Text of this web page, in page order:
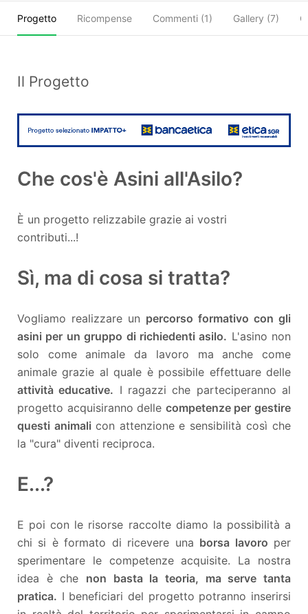
Progetto Ricompense Commenti (1) Gallery (7)
Il Progetto
Che cos'è Asini all'Asilo?
È un progetto relizzabile grazie ai vostri
contributi...!
Sì, ma di cosa si tratta?
Vogliamo realizzare un percorso formativo con gli
asini per un gruppo di richiedenti asilo. L'asino non
solo come animale da lavoro ma anche come
animale grazie al quale è possibile effettuare delle
attività educative. I ragazzi che parteciperanno al
progetto acquisiranno delle competenze per gestire
questi animali con attenzione e sensibilità così che
la "cura" diventi reciproca.
E...?
E poi con le risorse raccolte diamo la possibilità a
chi si è formato di ricevere una borsa lavoro per
sperimentare le competenze acquisite. La nostra
idea è che non basta la teoria, ma serve tanta
pratica. I beneficiari del progetto potranno inserirsi